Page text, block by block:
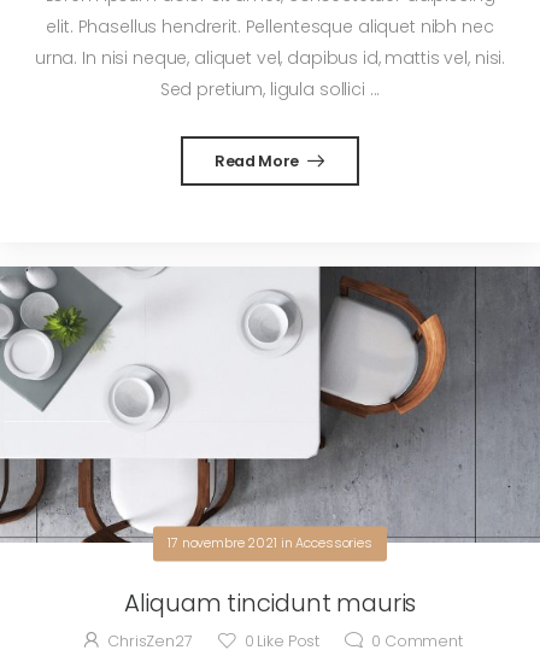
elit. Phasellus hendrerit. Pellentesque aliquet nibh nec
urna. In nisi neque, aliquet vel, dapibus id, mattis vel, nisi.
Sed pretium, ligula sollici ...
Read More
17 novembre 2021 inAccessories
Aliquam tincidunt mauris
ChrisZen27 0 Like Post 0 Comment